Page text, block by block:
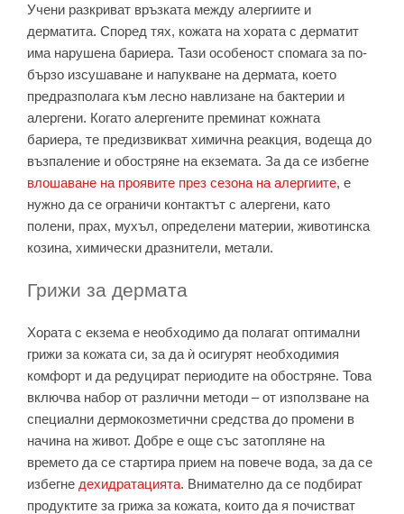
Учени разкриват връзката между алергиите и
дерматита. Според тях, кожата на хората с дерматит
има нарушена бариера. Тази особеност спомага за по-
бързо изсушаване и напукване на дермата, което
предразполага към лесно навлизане на бактерии и
алергени. Когато алергените преминат кожната
бариера, те предизвикват химична реакция, водеща до
възпаление и обостряне на екземата. За да се избегне
влошаване на проявите през сезона на алергиите, е
нужно да се ограничи контактът с алергени, като
полени, прах, мухъл, определени материи, животинска
козина, химически дразнители, метали.
Грижи за дермата
Хората с екзема е необходимо да полагат оптимални
грижи за кожата си, за да ѝ осигурят необходимия
комфорт и да редуцират периодите на обостряне. Това
включва набор от различни методи – от използване на
специални дермокозметични средства до промени в
начина на живот. Добре е още със затопляне на
времето да се стартира прием на повече вода, за да се
избегне дехидратацията. Внимателно да се подбират
продуктите за грижа за кожата, които да я почистват